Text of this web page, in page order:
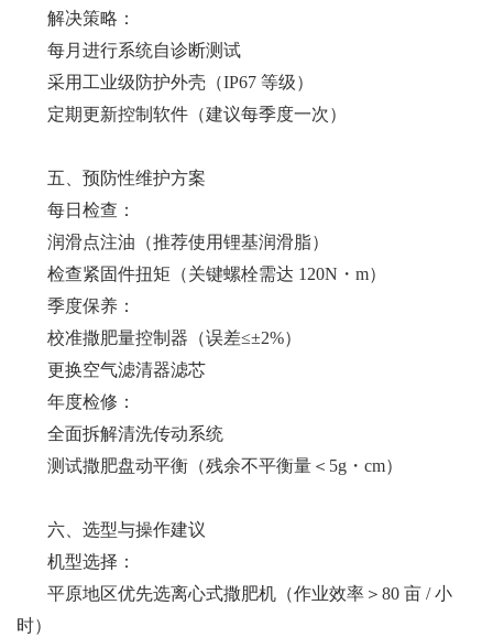
解决策略：
每月进行系统自诊断测试
采用工业级防护外壳（IP67 等级）
定期更新控制软件（建议每季度一次）
五、预防性维护方案
每日检查：
润滑点注油（推荐使用锂基润滑脂）
检查紧固件扭矩（关键螺栓需达 120N・m）
季度保养：
校准撒肥量控制器（误差≤±2%）
更换空气滤清器滤芯
年度检修：
全面拆解清洗传动系统
测试撒肥盘动平衡（残余不平衡量＜5g・cm）
六、选型与操作建议
机型选择：
平原地区优先选离心式撒肥机（作业效率＞80 亩 / 小
时）